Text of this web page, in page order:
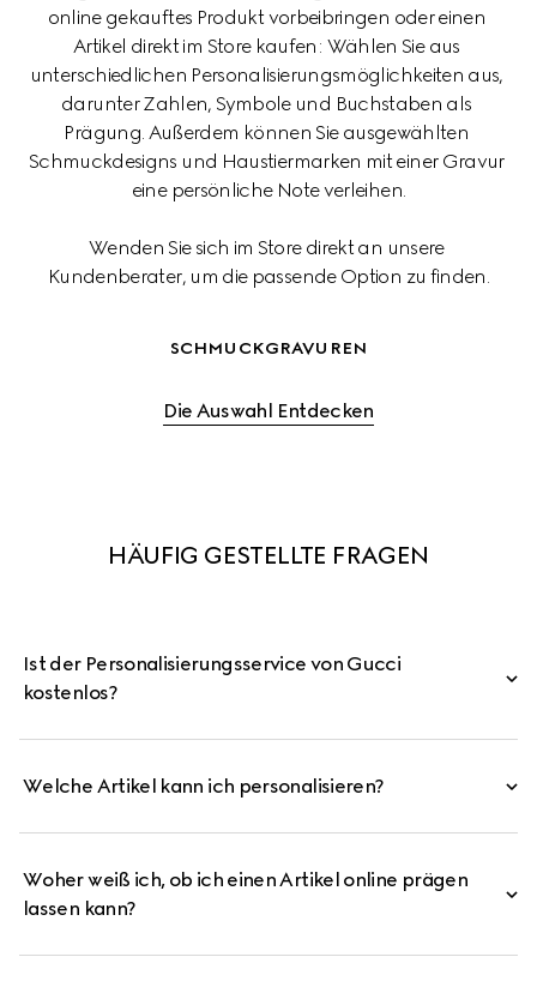
online gekauftes Produkt vorbeibringen oder einen
Artikel direkt im Store kaufen: Wählen Sie aus
unterschiedlichen Personalisierungsmöglichkeiten aus,
darunter Zahlen, Symbole und Buchstaben als
Prägung. Außerdem können Sie ausgewählten
Schmuckdesigns und Haustiermarken mit einer Gravur
eine persönliche Note verleihen.
Wenden Sie sich im Store direkt an unsere
Kundenberater, um die passende Option zu finden.
SCHMUCKGRAVUREN
Die Auswahl Entdecken
HÄUFIG GESTELLTE FRAGEN
Ist der Personalisierungsservice von Gucci
kostenlos?
Welche Artikel kann ich personalisieren?
Woher weiß ich, ob ich einen Artikel online prägen
lassen kann?